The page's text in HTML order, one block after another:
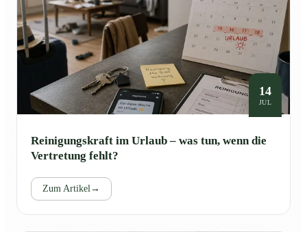
14
JUL
Reinigungskraft im Urlaub – was tun, wenn die
Vertretung fehlt?
Zum Artikel→